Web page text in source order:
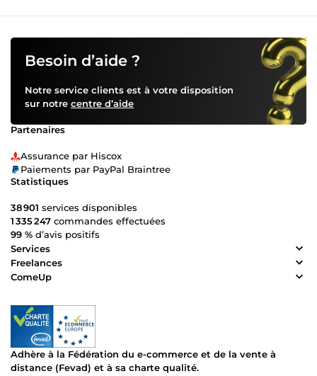
Besoin d’aide ?
Notre service clients est à votre disposition
sur notre centre d’aide
Partenaires
Assurance par Hiscox
Paiements par PayPal Braintree
Statistiques
38 901 services disponibles
1 335 247 commandes effectuées
99 % d’avis positifs
Services
Freelances
ComeUp
Adhère à la Fédération du e-commerce et de la vente à
distance (Fevad) et à sa charte qualité.